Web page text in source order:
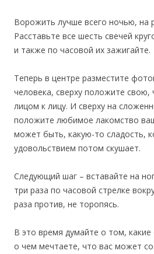
Ворожить лучше всего ночью, на
Расставьте все шесть свечей
и также по часовой их зажигайте.
Теперь в центре разместите
человека, сверху положите
лицом к лицу. И сверху на
положите любимое лакомство
может быть, какую-то сладость,
удовольствием потом скушает.
Следующий шаг – вставайте на
три раза по часовой стрелке
раза против, не торопясь.
В это время думайте о том,
о чем мечтаете, что вас может